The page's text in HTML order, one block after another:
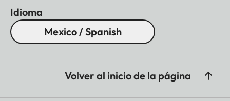
Idioma
Mexico / Spanish
Volver al inicio de la página